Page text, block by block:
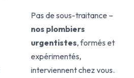
Pas de sous-traitance –
nos plombiers
urgentistes, formés et
expérimentés,
interviennent chez vous.